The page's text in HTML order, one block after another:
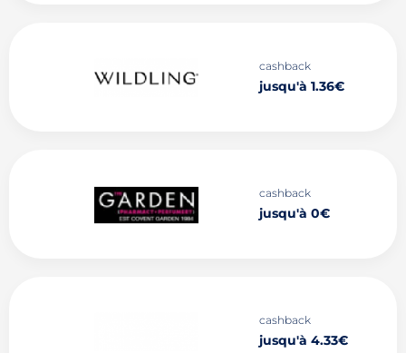
cashback
jusqu'à 1.36€
cashback
jusqu'à 0€
cashback
jusqu'à 4.33€